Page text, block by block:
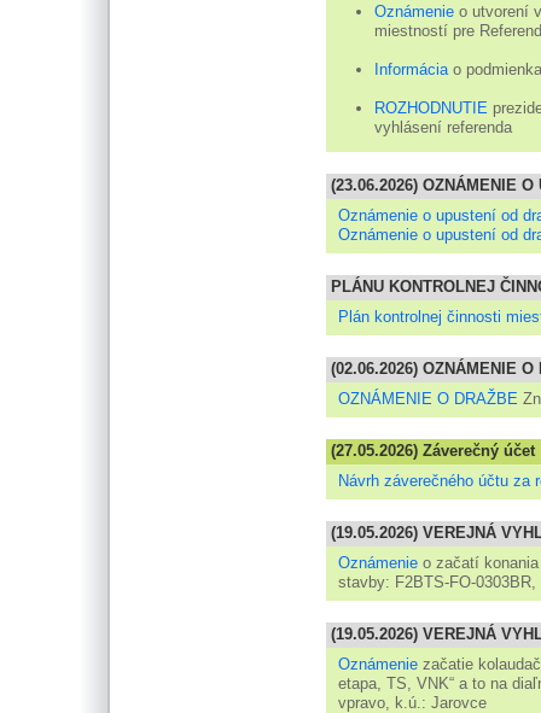
Oznámenie o utvorení
miestností pre
Informáciao
ROZHODNUTIE
vyhlásení referenda
(23.06.2026) OZNÁMENIE
Oznámenie o upustení od
Oznámenie o upustení od
PLÁNU KONTROLNEJ
Plán kontrolnej činnosti
(02.06.2026) OZNÁMENIE O
OZNÁMENIE O DRAŽBE
(27.05.2026) Záverečný účet
Návrh záverečného účtu za
(19.05.2026) VEREJNÁ
Oznámenieo začatí konania
stavby: F2BTS-FO-0303BR,
(19.05.2026) VEREJNÁ
Oznámeniezačatie
etapa, TS, VNK“ a to na
vpravo, k.ú.: Jarovce